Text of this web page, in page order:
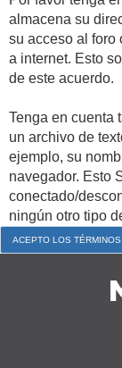
almacena su
su acceso al foro
a internet. Esto
de este acuerdo.
Tenga en cuenta
un archivo de
ejemplo, su
navegador. Esto
conectado/
ningún otro tipo